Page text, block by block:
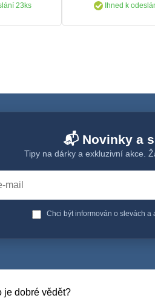
23ks Ihned k
📬 Novinky a
Tipy na dárky a exkluzivní akce.
Chci být informován o slevách a
je dobré vědět?